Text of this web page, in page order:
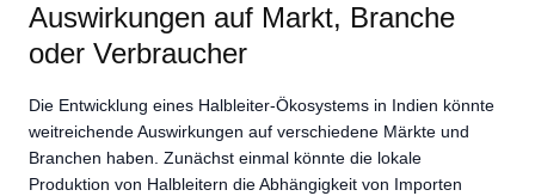
Auswirkungen auf Markt, Branche
oder Verbraucher
Die Entwicklung eines Halbleiter-Ökosystems in Indien könnte
weitreichende Auswirkungen auf verschiedene Märkte und
Branchen haben. Zunächst einmal könnte die lokale
Produktion von Halbleitern die Abhängigkeit von Importen